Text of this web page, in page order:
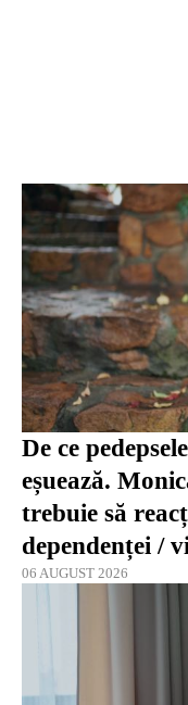
De ce
eșuează.
trebuie să
dependenței /
06 AUGUST 2026